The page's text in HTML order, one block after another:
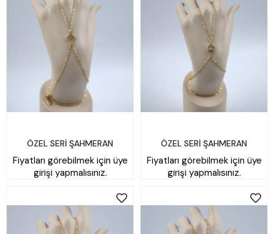
ÖZEL SERİ ŞAHMERAN
Fiyatları görebilmek için üye
girişi yapmalısınız.
ÖZEL SERİ ŞAHMERAN
Fiyatları görebilmek için üye
girişi yapmalısınız.